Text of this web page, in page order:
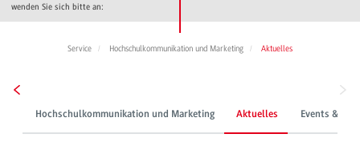
wenden Sie sich bitte an:
Service Hochschulkommunikation und Marketing Aktuelles
Hochschulkommunikation und Marketing Aktuelles Events &